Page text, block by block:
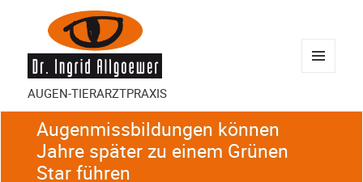
AUGEN-TIERARZTPRAXIS
Augenmissbildungen können
Jahre später zu einem Grünen
Star führen